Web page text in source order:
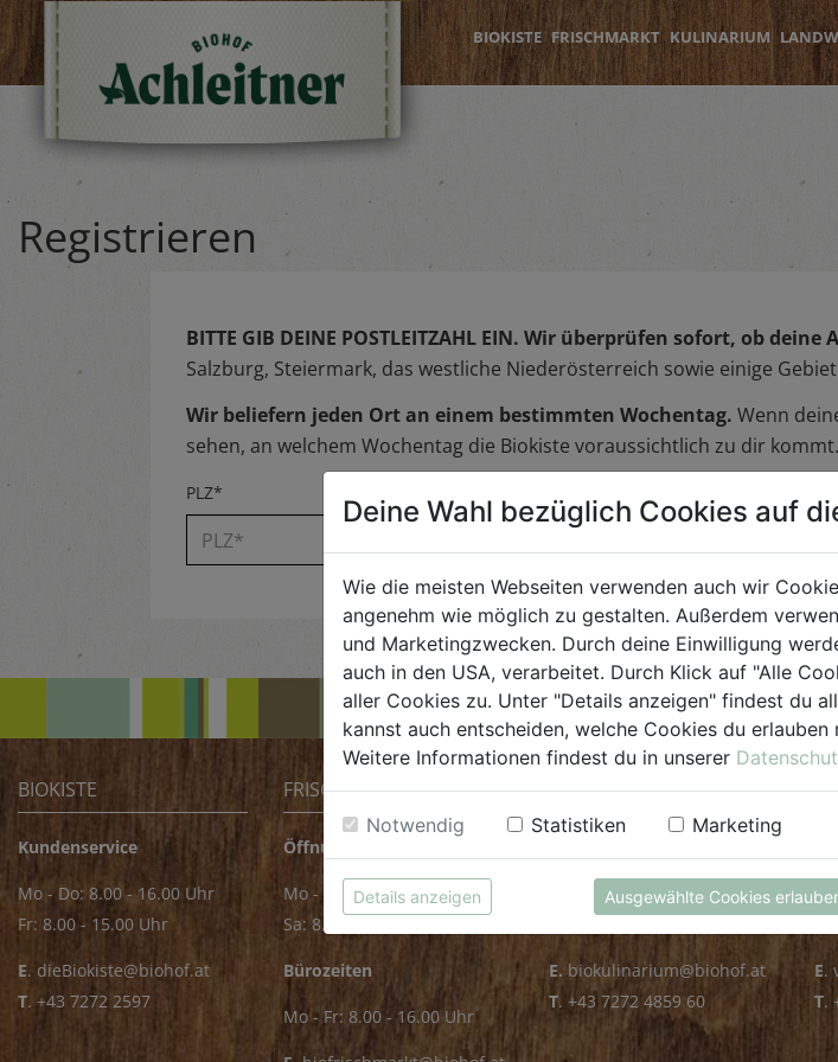
BIOKISTE FRISCHMARKT KULINARIUM
Registrieren
BITTE GIB DEINE POSTLEITZAHL EIN. Wir überprüfen sofort, ob deine
Salzburg, Steiermark, das westliche Niederösterreich sowie einige
Wir beliefern jeden Ort an einem bestimmten Wochentag. Wenn
sehen, an welchem Wochentag die Biokiste voraussichtlich zu dir kommt.
PLZ*
BIOKISTE
Kundenservice
Mo - Do: 8.00 - 16.00 Uhr
Fr: 8.00 - 15.00 Uhr
E. dieBiokiste@biohof.at
T. +43 7272 2597
FRISCHMARKT
Öffnungszeiten
Mo - Fr: 8.00 - 18.00 Uhr
Sa: 8.00 - 14.00 Uhr
Bürozeiten
Mo - Fr: 8.00 - 16.00 Uhr
KULINARIUM
Mo - Fr: 8.00 - 14.30 Uhr
E. biokulinarium@biohof.at
T. +43 7272 4859 60
E.
T.
Deine Wahl bezüglich Cookies auf
Wie die meisten Webseiten verwenden auch wir
angenehm wie möglich zu gestalten. Außerdem
und Marketingzwecken. Durch deine Einwilligung
auch in den USA, verarbeitet. Durch Klick auf "Alle
aller Cookies zu. Unter "Details anzeigen" findest du
kannst auch entscheiden, welche Cookies du erlauben
Weitere Informationen findest du in unserer
Notwendig Statistiken Marketing
Details anzeigen Ausgewählte Cookies